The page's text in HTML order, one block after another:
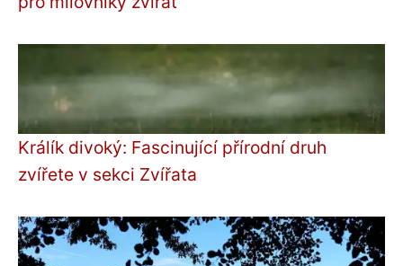
Králík divoký: Fascinující přírodní druh
zvířete v sekci Zvířata